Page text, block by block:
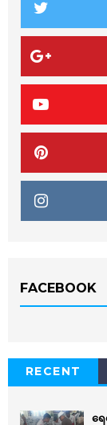
FACEBOOK
RECENT
ရ